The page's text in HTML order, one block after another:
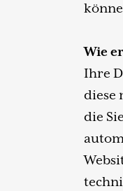
Wie
Ihre
diese
die